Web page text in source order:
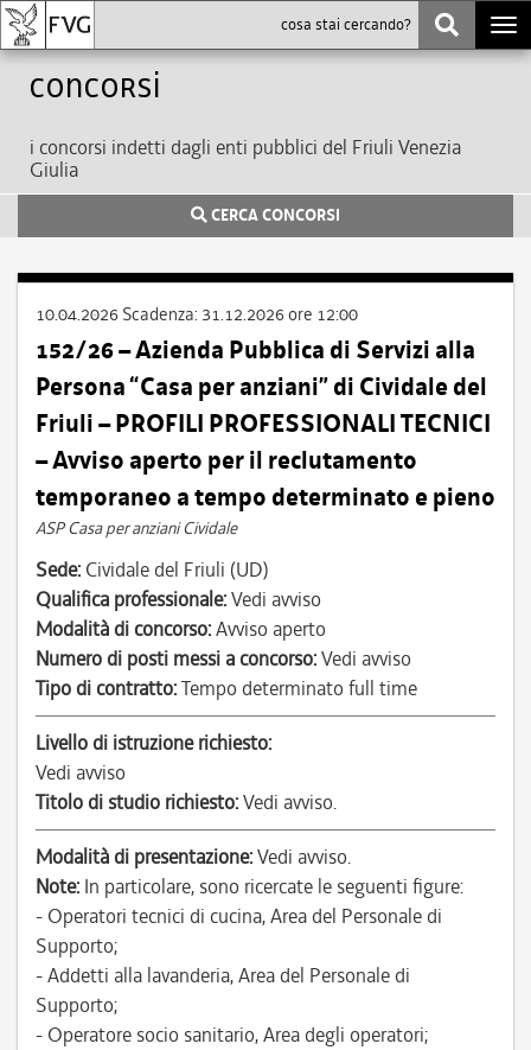
Concorsi
i concorsi indetti dagli enti pubblici del Friuli Venezia
Giulia
CERCA CONCORSI
10.04.2026 Scadenza: 31.12.2026 ore 12:00
152/26 – Azienda Pubblica di Servizi alla
Persona “Casa per anziani” di Cividale del
Friuli – PROFILI PROFESSIONALI TECNICI
– Avviso aperto per il reclutamento
temporaneo a tempo determinato e pieno
ASP Casa per anziani Cividale
Sede: Cividale del Friuli (UD)
Qualifica professionale:Vedi avviso
Modalità di concorso:Avviso aperto
Numero di posti messi a concorso:Vedi avviso
Tipo di contratto:Tempo determinato full time
Livello di istruzione richiesto:
Vedi avviso
Titolo di studio richiesto:Vedi avviso.
Modalità di presentazione:Vedi avviso.
Note: In particolare, sono ricercate le seguenti figure:
- Operatori tecnici di cucina, Area del Personale di
Supporto;
- Addetti alla lavanderia, Area del Personale di
Supporto;
- Operatore socio sanitario, Area degli operatori;